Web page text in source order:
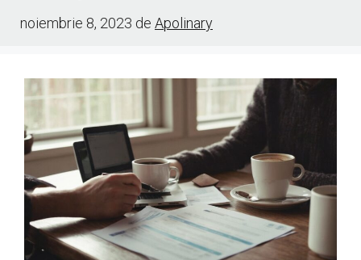
noiembrie 8, 2023 de Apolinary